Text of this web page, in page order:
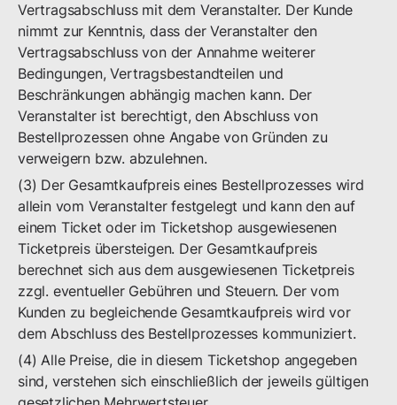
Vertragsabschluss mit dem Veranstalter. Der Kunde
nimmt zur Kenntnis, dass der Veranstalter den
Vertragsabschluss von der Annahme weiterer
Bedingungen, Vertragsbestandteilen und
Beschränkungen abhängig machen kann. Der
Veranstalter ist berechtigt, den Abschluss von
Bestellprozessen ohne Angabe von Gründen zu
verweigern bzw. abzulehnen.
(3) Der Gesamtkaufpreis eines Bestellprozesses wird
allein vom Veranstalter festgelegt und kann den auf
einem Ticket oder im Ticketshop ausgewiesenen
Ticketpreis übersteigen. Der Gesamtkaufpreis
berechnet sich aus dem ausgewiesenen Ticketpreis
zzgl. eventueller Gebühren und Steuern. Der vom
Kunden zu begleichende Gesamtkaufpreis wird vor
dem Abschluss des Bestellprozesses kommuniziert.
(4) Alle Preise, die in diesem Ticketshop angegeben
sind, verstehen sich einschließlich der jeweils gültigen